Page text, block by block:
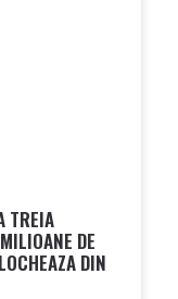
TREIA
DE
DIN